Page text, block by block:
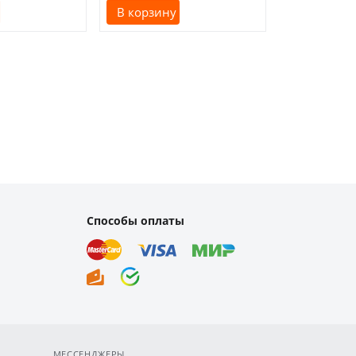
В корзину
Способы оплаты